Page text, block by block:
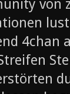
von
4chan